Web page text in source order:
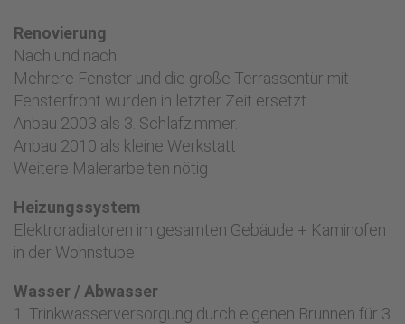
Renovierung
Nach und nach.
Mehrere Fenster und die große Terrassentür mit
Fensterfront wurden in letzter Zeit ersetzt.
Anbau 2003 als 3. Schlafzimmer.
Anbau 2010 als kleine Werkstatt
Weitere Malerarbeiten nötig
Heizungssystem
Elektroradiatoren im gesamten Gebäude + Kaminofen
in der Wohnstube
Wasser / Abwasser
1. Trinkwasserversorgung durch eigenen Brunnen für 3